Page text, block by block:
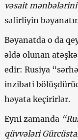
vəsait
səfirliyin
Bəyanatda o da
əldə olunan
edir: Rusiya
inzibati
həyata keçirirlər.
Eyni zamanda
qüvvələri